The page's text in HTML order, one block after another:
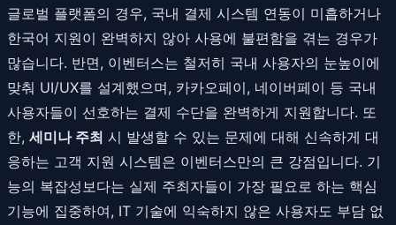
글로벌 플랫폼의 경우, 국내 결제 시스템 연동이 미흡하거나
한국어 지원이 완벽하지 않아 사용에 불편함을 겪는 경우가
많습니다. 반면, 이벤터스는 철저히 국내 사용자의 눈높이에
맞춰 UI/UX를 설계했으며, 카카오페이, 네이버페이 등 국내
사용자들이 선호하는 결제 수단을 완벽하게 지원합니다. 또
한, 세미나 주최 시 발생할 수 있는 문제에 대해 신속하게 대
응하는 고객 지원 시스템은 이벤터스만의 큰 강점입니다. 기
능의 복잡성보다는 실제 주최자들이 가장 필요로 하는 핵심
기능에 집중하여, IT 기술에 익숙하지 않은 사용자도 부담 없